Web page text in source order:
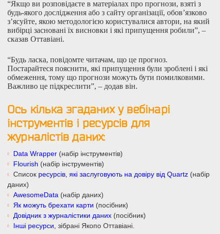
“Якщо ви розповідаєте в матеріалах про прогнози, взяті з
будь-якого дослідження або з сайту організації, обов’язково
з’ясуйте, якою методологією користувалися автори, на який
вибірці засновані їх висновки і які припущення робили”, –
сказав Оттавіані.
“Будь ласка, повідомте читачам, що це прогноз.
Постарайтеся пояснити, які припущення були зроблені і які
обмеження, тому що прогнози можуть бути помилковими.
Важливо це підкреслити”, – додав він.
Ось кілька згаданих у вебінарі
інструментів і ресурсів для
журналістів даних:
Data Wrapper (набір інструментів)
Flourish (набір інструментів)
Список ресурсів, які заслуговують на довіру від Quartz (набір
даних)
AwesomeData (набір даних)
Як можуть брехати карти (посібник)
Довідник з журналістики даних (посібник)
Інші ресурси, зібрані Якопо Оттавіані.